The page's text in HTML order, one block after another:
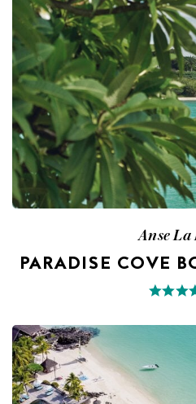
Anse La
PARADISE COVE